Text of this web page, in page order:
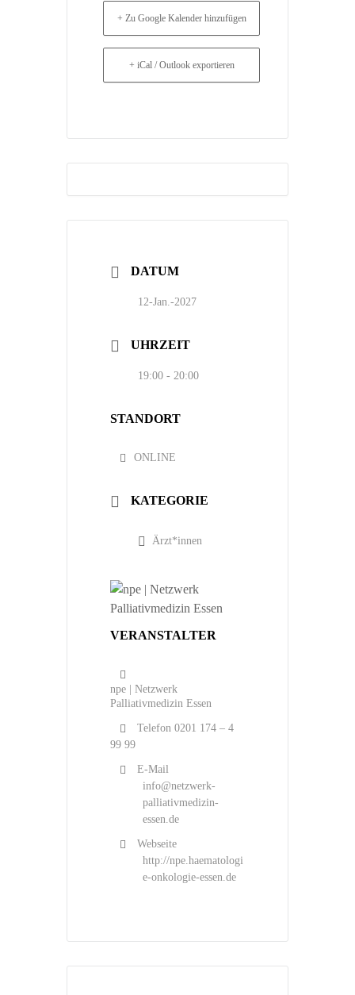
+ Zu Google Kalender hinzufügen
+ iCal / Outlook exportieren
DATUM
12-Jan.-2027
UHRZEIT
19:00 - 20:00
STANDORT
ONLINE
KATEGORIE
Ärzt*innen
VERANSTALTER
npe | Netzwerk
Palliativmedizin Essen
Telefon 0201 174 – 4
99 99
E-Mail
info@netzwerk-
palliativmedizin-
essen.de
Webseite
http://npe.haematologi
e-onkologie-essen.de